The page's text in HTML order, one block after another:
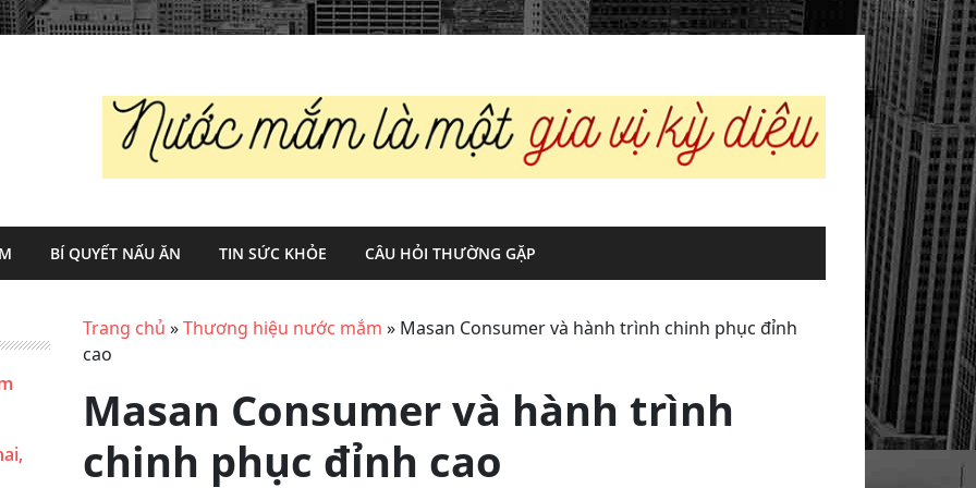
BÍ QUYẾT NẤU ĂN TIN SỨC KHỎE CÂU HỎI THƯỜNG GẶP
Trang chủ »Thương hiệu nước mắm » Masan Consumer và hành trình chinh phục đỉnh
cao
Masan Consumer và hành trình
chinh phục đỉnh cao